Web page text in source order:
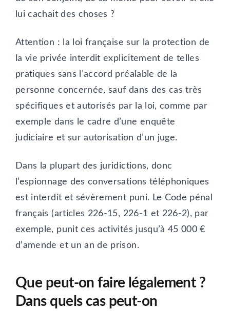
lui cachait des choses ?
Attention : la loi française sur la protection de
la vie privée interdit explicitement de telles
pratiques sans l’accord préalable de la
personne concernée, sauf dans des cas très
spécifiques et autorisés par la loi, comme par
exemple dans le cadre d’une enquête
judiciaire et sur autorisation d’un juge.
Dans la plupart des juridictions, donc
l’espionnage des conversations téléphoniques
est interdit et sévèrement puni. Le Code pénal
français (articles 226-15, 226-1 et 226-2), par
exemple, punit ces activités jusqu’à 45 000 €
d’amende et un an de prison.
Que peut-on faire légalement ?
Dans quels cas peut-on